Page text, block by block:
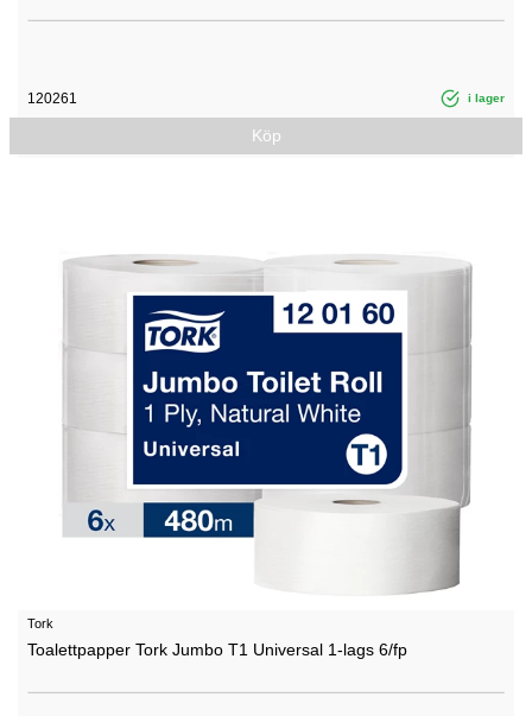
120261 i lager
Köp
Tork
Toalettpapper Tork Jumbo T1 Universal 1-lags 6/fp